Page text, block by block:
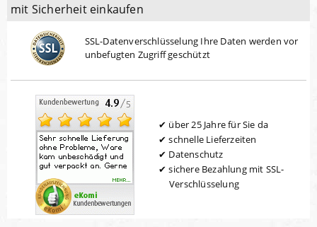
mit Sicherheit einkaufen
SSL-Datenverschlüsselung Ihre Daten werden vor
unbefugten Zugriff geschützt
über 25 Jahre für Sie da
schnelle Lieferzeiten
Datenschutz
sichere Bezahlung mit SSL-
Verschlüsselung